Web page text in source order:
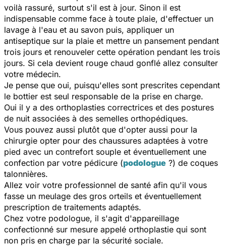
voilà rassuré, surtout s'il est à jour. Sinon il est
indispensable comme face à toute plaie, d'effectuer un
lavage à l'eau et au savon puis, appliquer un
antiseptique sur la plaie et mettre un pansement pendant
trois jours et renouveler cette opération pendant les trois
jours. Si cela devient rouge chaud gonflé allez consulter
votre médecin.
Je pense que oui, puisqu'elles sont prescrites cependant
le bottier est seul responsable de la prise en charge.
Oui il y a des orthoplasties correctrices et des postures
de nuit associées à des semelles orthopédiques.
Vous pouvez aussi plutôt que d'opter aussi pour la
chirurgie opter pour des chaussures adaptées à votre
pied avec un contrefort souple et éventuellement une
confection par votre pédicure (podologue ?) de coques
talonnières.
Allez voir votre professionnel de santé afin qu'il vous
fasse un meulage des gros orteils et éventuellement
prescription de traitements adaptés.
Chez votre podologue, il s'agit d'appareillage
confectionné sur mesure appelé orthoplastie qui sont
non pris en charge par la sécurité sociale.